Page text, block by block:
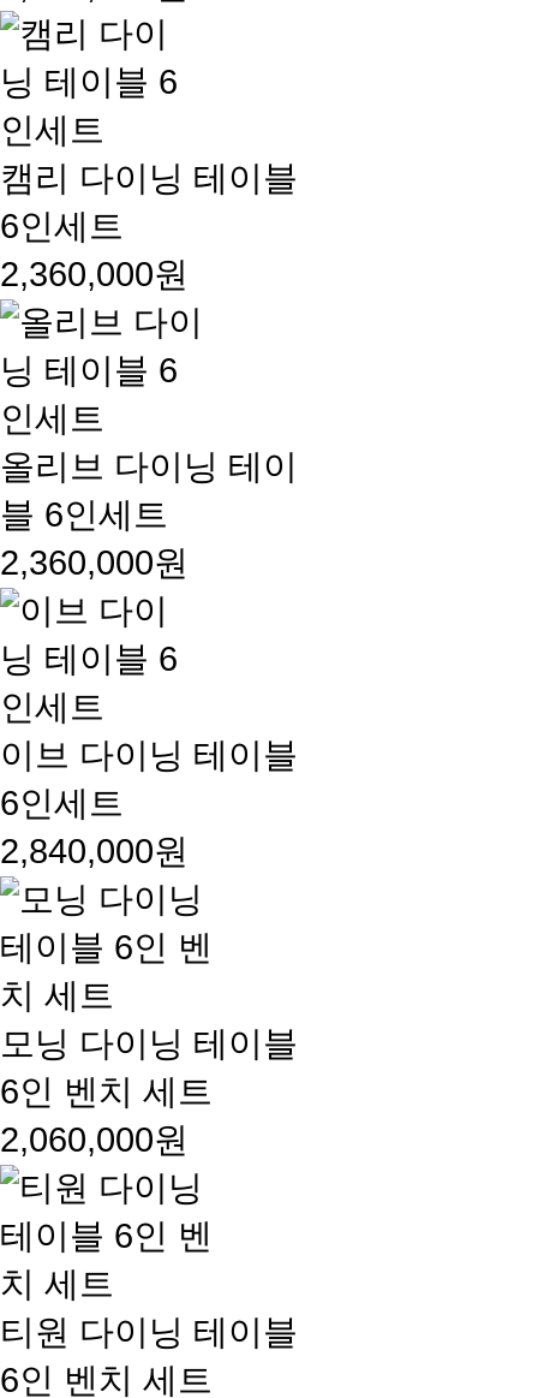
캠리 다이닝 테이블
6인세트
2,360,000원
올리브 다이닝 테이
블 6인세트
2,360,000원
이브 다이닝 테이블
6인세트
2,840,000원
모닝 다이닝 테이블
6인 벤치 세트
2,060,000원
티원 다이닝 테이블
6인 벤치 세트